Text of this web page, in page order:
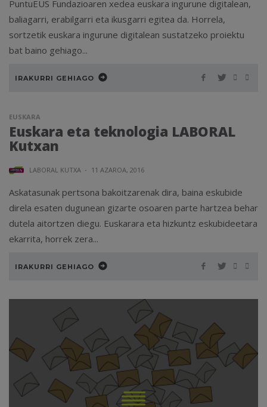
PuntuEUS Fundazioaren xedea euskara ingurune digitalean,
baliagarri, erabilgarri eta ikusgarri egitea da. Horrela,
sortzetik euskara ingurune digitalean sustatzeko proiektu
bat baino gehiago...
IRAKURRI GEHIAGO
EUSKARA
Euskara eta teknologia LABORAL
Kutxan
LABORAL KUTXA · 11 AZAROA, 2016
Askatasunak pertsona bakoitzarenak dira, baina eskubide
direla esaten dugunean gizarte osoaren parte hartzea behar
dutela aitortzen diegu. Euskarara eta hizkuntz eskubideetara
ekarrita, horrek zera...
IRAKURRI GEHIAGO